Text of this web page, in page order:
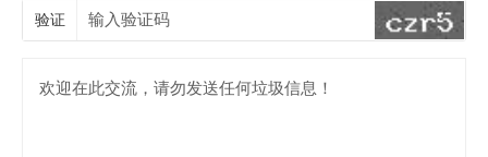
验证